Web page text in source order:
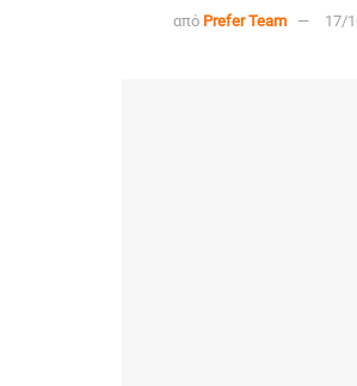
από Prefer Team 17/